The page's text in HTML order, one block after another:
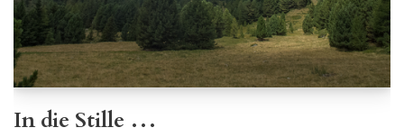
In die Stille …